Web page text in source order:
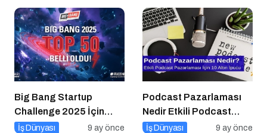
Big Bang Startup
Challenge 2025 İçin
Geri Sayım Başladı
İş Dünyası 9 ay önce
Podcast Pazarlaması
Nedir Etkili Podcast
Pazarlaması için 10
İş Dünyası 9 ay önce